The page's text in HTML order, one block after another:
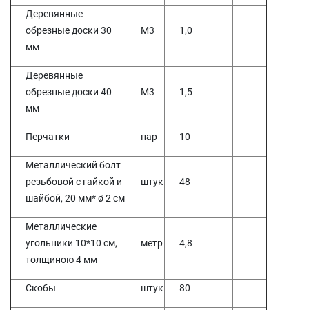
Деревянные
обрезные доски 30
мм
М3 1,0
Деревянные
обрезные доски 40
мм
М3 1,5
Перчатки пар 10
Металлический болт
резьбовой с гайкой и
шайбой, 20 мм* ø 2 см
штук 48
Металлические
угольники 10*10 см,
толщиною 4 мм
метр 4,8
Скобы штук 80